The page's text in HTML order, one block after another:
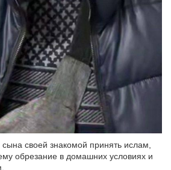
своей знакомой принять ислам,
обрезание в домашних условиях и